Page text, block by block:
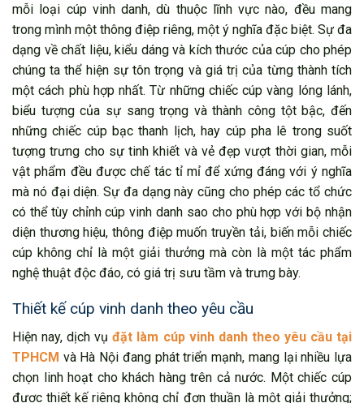
mỗi loại cúp vinh danh, dù thuộc lĩnh vực nào, đều mang
trong mình một thông điệp riêng, một ý nghĩa đặc biệt. Sự đa
dạng về chất liệu, kiểu dáng và kích thước của cúp cho phép
chúng ta thể hiện sự tôn trọng và giá trị của từng thành tích
một cách phù hợp nhất. Từ những chiếc cúp vàng lóng lánh,
biểu tượng của sự sang trọng và thành công tột bậc, đến
những chiếc cúp bạc thanh lịch, hay cúp pha lê trong suốt
tượng trưng cho sự tinh khiết và vẻ đẹp vượt thời gian, mỗi
vật phẩm đều được chế tác tỉ mỉ để xứng đáng với ý nghĩa
mà nó đại diện. Sự đa dạng này cũng cho phép các tổ chức
có thể tùy chỉnh cúp vinh danh sao cho phù hợp với bộ nhận
diện thương hiệu, thông điệp muốn truyền tải, biến mỗi chiếc
cúp không chỉ là một giải thưởng mà còn là một tác phẩm
nghệ thuật độc đáo, có giá trị sưu tầm và trưng bày.
Thiết kế cúp vinh danh theo yêu cầu
Hiện nay, dịch vụđặt làm cúp vinh danh theo yêu cầu tại
TPHCM và Hà Nội đang phát triển mạnh, mang lại nhiều lựa
chọn linh hoạt cho khách hàng trên cả nước. Một chiếc cúp
được thiết kế riêng không chỉ đơn thuần là một giải thưởng;